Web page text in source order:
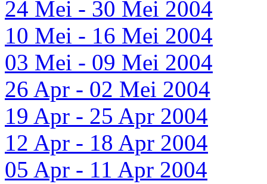
24 Mei - 30 Mei 2004
10 Mei - 16 Mei 2004
03 Mei - 09 Mei 2004
26 Apr - 02 Mei 2004
19 Apr - 25 Apr 2004
12 Apr - 18 Apr 2004
05 Apr - 11 Apr 2004